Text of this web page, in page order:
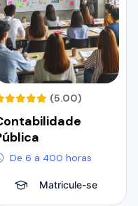
(5.00)
De 6 a 400 horas
Matricule-se